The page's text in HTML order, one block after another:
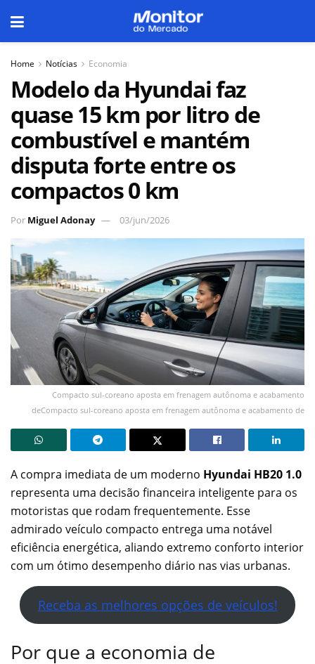
Home Notícias Economia
Modelo da Hyundai faz
quase 15 km por litro de
combustível e mantém
disputa forte entre os
compactos 0 km
Por Miguel Adonay 03/jun/2026
Compacto sul-coreano aposta em frenagem autônoma e acabamento
deCompacto sul-coreano aposta em frenagem autônoma e acabamento de
A compra imediata de um moderno Hyundai HB20 1.0
representa uma decisão financeira inteligente para os
motoristas que rodam frequentemente. Esse
admirado veículo compacto entrega uma notável
eficiência energética, aliando extremo conforto interior
com um ótimo desempenho diário nas vias urbanas.
Receba as melhores opções de veículos!
Por que a economia de